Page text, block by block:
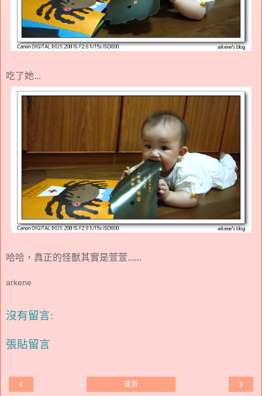
吃了她...
哈哈，真正的怪獸其實是萱萱......
arkene
沒有留言:
張貼留言
‹ ›
首頁